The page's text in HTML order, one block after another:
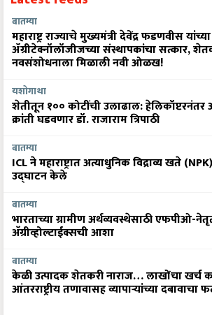
बातम्या
महाराष्ट्र राज्याचे मुख्यमंत्री देवेंद्र फडणवीस
ॲग्रीटेक्नॉलॉजीजच्या संस्थापकांचा सत्कार,
नवसंशोधनाला मिळाली नवी ओळख!
यशोगाथा
शेतीतून १०० कोटींची उलाढाल:
क्रांती घडवणार डॉ. राजाराम त्रिपाठी
बातम्या
ICL ने महाराष्ट्रात अत्याधुनिक विद्राव्य खते
उद्घाटन केले
बातम्या
भारताच्या ग्रामीण अर्थव्यवस्थेसाठी एफपीओ-
अ‍ॅग्रीव्होल्टाईक्सची आशा
बातम्या
केळी उत्पादक शेतकरी नाराज… लाखोंचा खर्च
आंतरराष्ट्रीय तणावासह व्यापाऱ्यांच्या दबावाचा